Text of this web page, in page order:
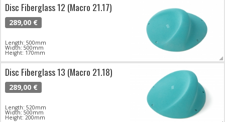
Disc Fiberglass 12 (Macro 21.17)
289,00 €
Length: 500mm
Width: 500mm
Height: 170mm
Disc Fiberglass 13 (Macro 21.18)
289,00 €
Length: 520mm
Width: 500mm
Height: 200mm